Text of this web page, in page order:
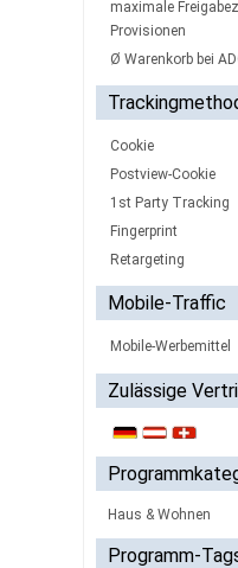
maximale
Provisionen
Ø Warenkorb bei
Cookie
Postview-Cookie
1st Party Tracking
Fingerprint
Retargeting
Mobile-Traffic
Mobile-Werbemittel
Zulässige
Haus & Wohnen
Programm-